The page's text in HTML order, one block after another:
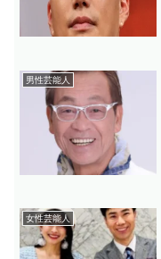
男性芸能人
女性芸能人